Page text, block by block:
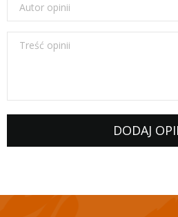
Autor opinii
Treść opinii
DODAJ